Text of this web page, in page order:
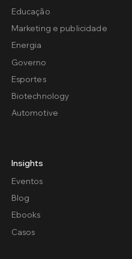
Educação
Marketing e publicidade
Energia
Governo
Esportes
Biotechnology
Automotive
Insights
Eventos
Blog
Ebooks
Casos